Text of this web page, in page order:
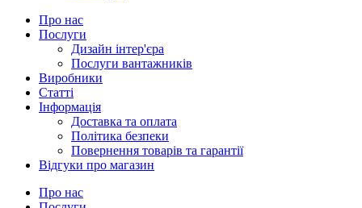
Про нас
Послуги
Дизайн інтер'єра
Послуги вантажників
Виробники
Статті
Інформація
Доставка та оплата
Політика безпеки
Повернення товарів та гарантії
Відгуки про магазин
Про нас